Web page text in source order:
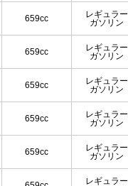
659cc
レギュラー
ガソリン
659cc
レギュラー
ガソリン
659cc
レギュラー
ガソリン
659cc
レギュラー
ガソリン
659cc
レギュラー
ガソリン
レギュラー